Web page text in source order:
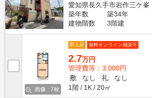
愛知県長久手市岩作三ケ峯
築年数
築34年
建物階数
3階建
画像 : 7枚
即入居 無料オンライン相談可
2.7万円
管理費等：3,000円
敷
なし 礼
なし
1階
1K 20㎡